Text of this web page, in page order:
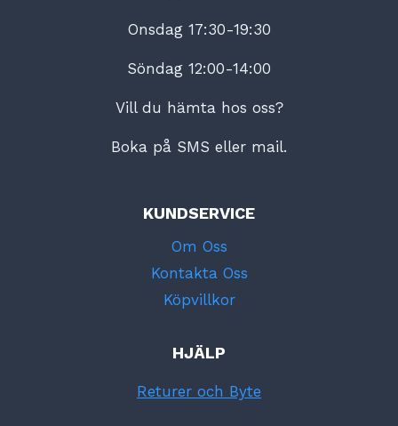
Onsdag 17:30-19:30
Söndag 12:00-14:00
Vill du hämta hos oss?
Boka på SMS eller mail.
KUNDSERVICE
Om Oss
Kontakta Oss
Köpvillkor
HJÄLP
Returer och Byte